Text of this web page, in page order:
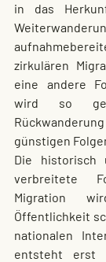
in das
zirkulären
eine andere
wird so
günstigen
Die historisch
verbreitete
Migration
Öffentlichkeit
nationalen
entsteht erst